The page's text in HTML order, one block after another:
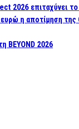
2026 επιταχύνει
η αποτίμηση της
BEYOND 2026